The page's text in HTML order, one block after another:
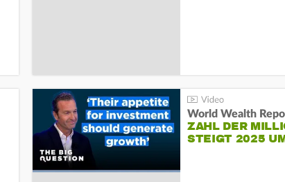
World Wealth
ZAHL DER
STEIGT 2025